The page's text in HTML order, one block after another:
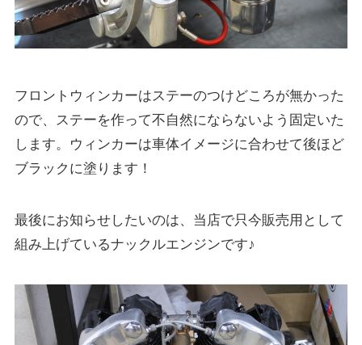
フロントウィンカーはステーのつけどころが無かった
ので、ステーを作って不自然にならないよう固定いた
します。ウィンカーは車体イメージに合わせて後ほど
ブラックに塗ります！
最後にお知らせしたいのは、当店で只今販売用として
組み上げているナックルエンジンです♪